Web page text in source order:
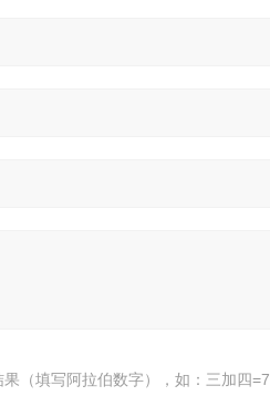
（填写阿拉伯数字），如：三加四=7